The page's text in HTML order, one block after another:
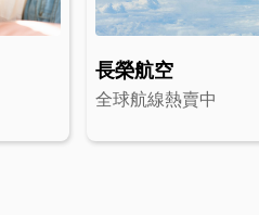
長榮航空
全球航線熱賣中